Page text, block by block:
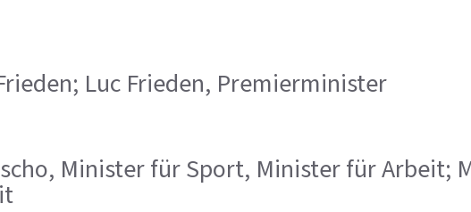
Luc Frieden, Premierminister
Minister für Sport, Minister für